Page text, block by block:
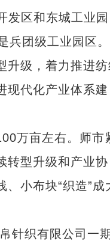
区和东城工业园
团级工业园区。
级，着力推进纺
现代化产业体系建
万亩左右。师市
转型升级和产业协
小布块“织造”成
针织有限公司一期